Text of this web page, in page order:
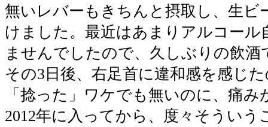
無いレバーもきちんと摂取し、生ビ
けました。最近はあまりアルコール
ませんでしたので、久しぶりの飲酒
その3日後、右足首に違和感を感じ
「捻った」ワケでも無いのに、痛
2012年に入ってから、度々そういう